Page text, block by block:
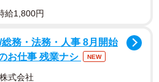
給1,800円
務・法務・人事 8月開始
お仕事 残業ナシ
NEW
式会社